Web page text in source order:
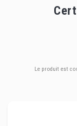
Le produit est